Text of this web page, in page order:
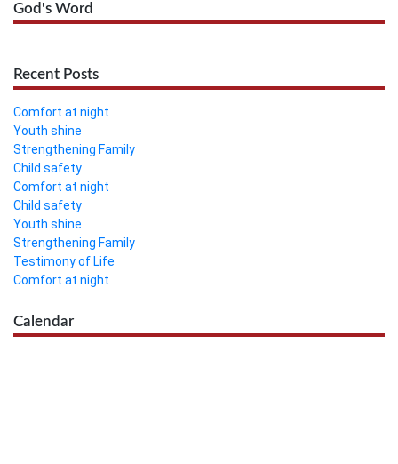
God's Word
Recent Posts
Comfort at night
Youth shine
Strengthening Family
Child safety
Comfort at night
Child safety
Youth shine
Strengthening Family
Testimony of Life
Comfort at night
Calendar